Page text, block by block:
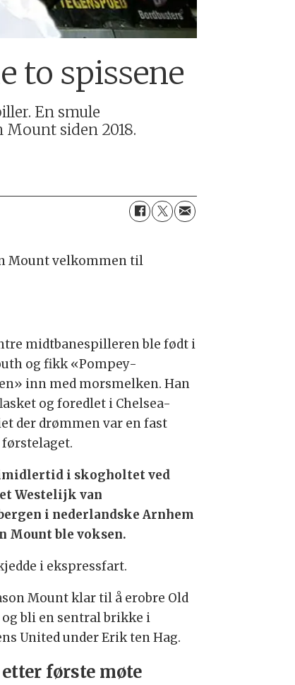
to spissene
En smule
siden 2018.
Mount velkommen til
midtbanespilleren ble født i
og fikk «Pompey-
inn med morsmelken. Han
og foredlet i Chelsea-
der drømmen var en fast
førstelaget.
i skogholtet ved
Westelijk van
i nederlandske Arnhem
Mount ble voksen.
i ekspressfart.
Mount klar til å erobre Old
bli en sentral brikke i
United under Erik ten Hag.
første møte